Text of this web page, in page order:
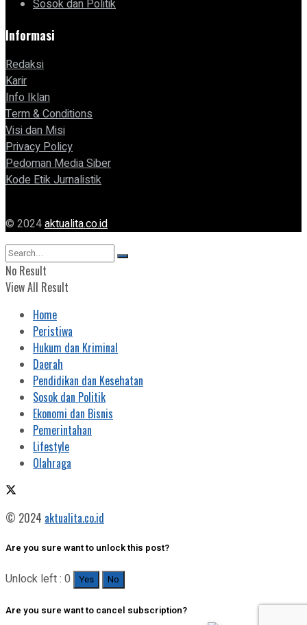
Sosok dan Politik
Informasi
Redaksi
Karir
Info Iklan
Term & Conditions
Visi dan Misi
Privacy Policy
Pedoman Media Siber
Kode Etik Jurnalistik
© 2024aktualita.co.id
No Result
View All Result
Home
Peristiwa
Hukum dan Kriminal
Daerah
Pendidikan dan Kesehatan
Sosok dan Politik
Ekonomi dan Bisnis
Pemerintahan
Lifestyle
Olahraga
© 2024 aktualita.co.id
Are you sure want to unlock this post?
Unlock left : 0 Yes No
Are you sure want to cancel subscription?